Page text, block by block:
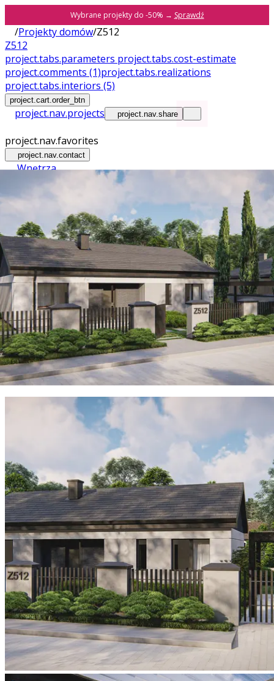
Wybrane projekty do -50% → Sprawdź
/Projekty domów/Z512
Z512
project.tabs.parameters project.tabs.cost-estimate
project.comments (1)project.tabs.realizations
project.tabs.interiors (5)
project.cart.order_btn
project.nav.projects project.nav.share
project.nav.favorites
project.nav.contact
Wnętrza